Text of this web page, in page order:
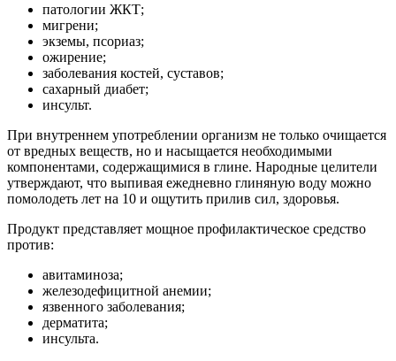
патологии ЖКТ;
мигрени;
экземы, псориаз;
ожирение;
заболевания костей, суставов;
сахарный диабет;
инсульт.
При внутреннем употреблении организм не только очищается
от вредных веществ, но и насыщается необходимыми
компонентами, содержащимися в глине. Народные целители
утверждают, что выпивая ежедневно глиняную воду можно
помолодеть лет на 10 и ощутить прилив сил, здоровья.
Продукт представляет мощное профилактическое средство
против:
авитаминоза;
железодефицитной анемии;
язвенного заболевания;
дерматита;
инсульта.